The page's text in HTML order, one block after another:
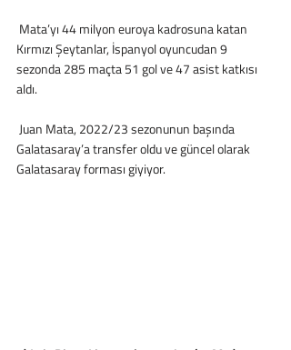
Kırmızı Şeytanlar, İspanyol oyuncudan 9
sezonda 285 maçta 51 gol ve 47 asist katkısı
aldı.
Galatasaray’a transfer oldu ve güncel olarak
Galatasaray forması giyiyor.